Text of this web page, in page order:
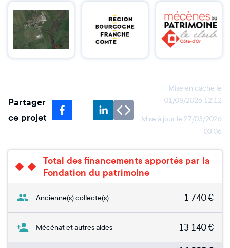
Partager
ce projet
Mise en cache le
01/08/2026 12:12
Mise à jour le 27/03/2026
03:06
Total des financements apportés par la
Fondation du patrimoine
Ancienne(s) collecte(s) 1 740€
Mécénat et autres aides 13 140€